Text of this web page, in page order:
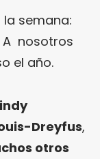
semana:
A nosotros
el año.
Dreyfus,
otros